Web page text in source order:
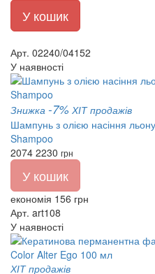
У кошик
Арт. 02240/04152
У наявності
Знижка -7% ХІТ продажів
Шампунь з олією насіння
Shampoo
2074 2230 грн
У кошик
економія 156 грн
Арт. art108
У наявності
ХІТ продажів